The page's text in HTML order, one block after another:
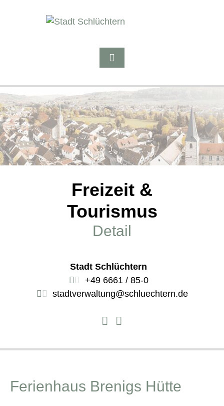
Freizeit &
Tourismus
Detail
Stadt Schlüchtern
+49 6661 / 85-0
stadtverwaltung@schluechtern.de
Ferienhaus Brenigs Hütte